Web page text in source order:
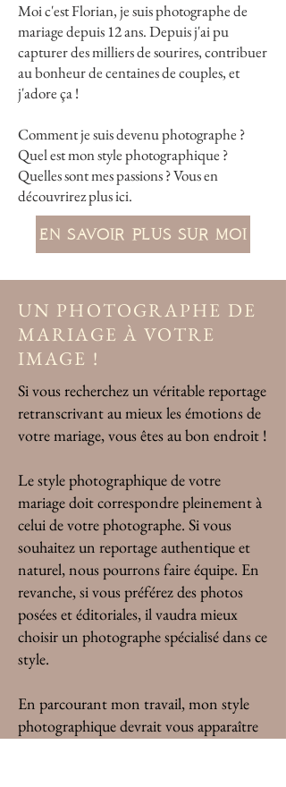
Moi c'est Florian, je suis photographe de
mariage depuis 12 ans. Depuis j'ai pu
capturer des milliers de sourires, contribuer
au bonheur de centaines de couples, et
j'adore ça !
Comment je suis devenu photographe ?
Quel est mon style photographique ?
Quelles sont mes passions ? Vous en
découvrirez plus ici.
EN SAVOIR PLUS SUR MOI
UN PHOTOGRAPHE DE
MARIAGE À VOTRE
IMAGE !
Si vous recherchez un véritable reportage
retranscrivant au mieux les émotions de
votre mariage, vous êtes au bon endroit !
Le style photographique de votre
mariage doit correspondre pleinement à
celui de votre photographe. Si vous
souhaitez un reportage authentique et
naturel, nous pourrons faire équipe. En
revanche, si vous préférez des photos
posées et éditoriales, il vaudra mieux
choisir un photographe spécialisé dans ce
style.
En parcourant mon travail, mon style
photographique devrait vous apparaître